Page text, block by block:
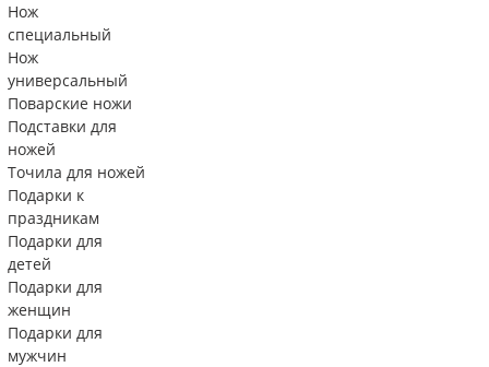
Нож
специальный
Нож
универсальный
Поварские ножи
Подставки для
ножей
Точила для ножей
Подарки к
праздникам
Подарки для
детей
Подарки для
женщин
Подарки для
мужчин